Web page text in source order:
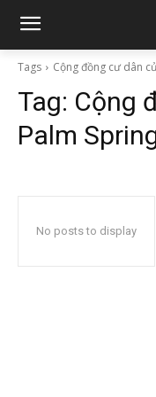
Tags Cộng đồng cư dân
Tag: Cộng
Palm
No posts to display